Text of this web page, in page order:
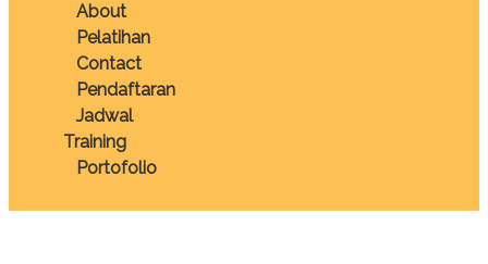
About
Pelatihan
Contact
Pendaftaran
Jadwal
Training
Portofolio